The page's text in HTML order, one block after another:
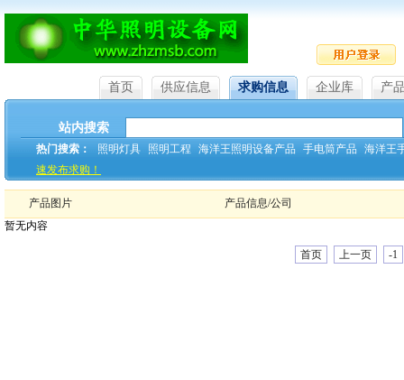
首页 供应信息 求购信息 企业库 产
站内搜索
热门搜索： 照明灯具 照明工程 海洋王照明设备产品 手电筒产品
海洋王
速发布求购！
产品图片
产品信息/公司
暂无内容
首页 上一页 -1